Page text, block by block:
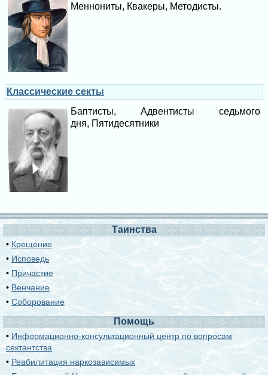
Меннониты, Квакеры, Методисты.
Классические секты
Баптисты, Адвентисты седьмого
дня, Пятидесятники
Таинства
• Крещение
• Исповедь
• Причастие
• Венчание
•Соборование
Помощь
• Информационно-консультационный центр по вопросам
сектантства
• Реабилитация наркозависимых